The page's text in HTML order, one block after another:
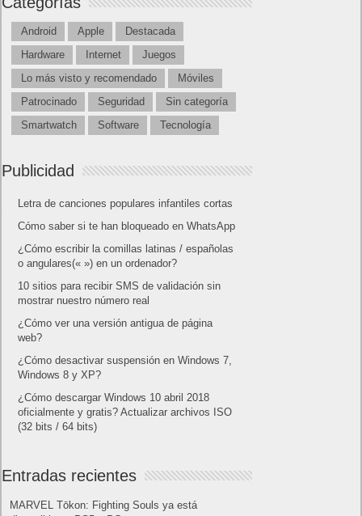
Android Apple
Destacada
Hardware
Internet
Juegos
Lo más visto y recomendado
Móviles
Patrocinado
Seguridad
Sin categoría
Smartwatch
Software Tecnología
Publicidad
Letra de canciones populares infantiles cortas
Cómo saber si te han bloqueado en WhatsApp
¿Cómo escribir la comillas latinas / españolas
o angulares(« ») en un ordenador?
10 sitios para recibir SMS de validación sin
mostrar nuestro número real
¿Cómo ver una versión antigua de página
web?
¿Cómo desactivar suspensión en Windows 7,
Windows 8 y XP?
¿Cómo descargar Windows 10 abril 2018
oficialmente y gratis? Actualizar archivos ISO
(32 bits / 64 bits)
Entradas recientes
MARVEL Tōkon: Fighting Souls ya está